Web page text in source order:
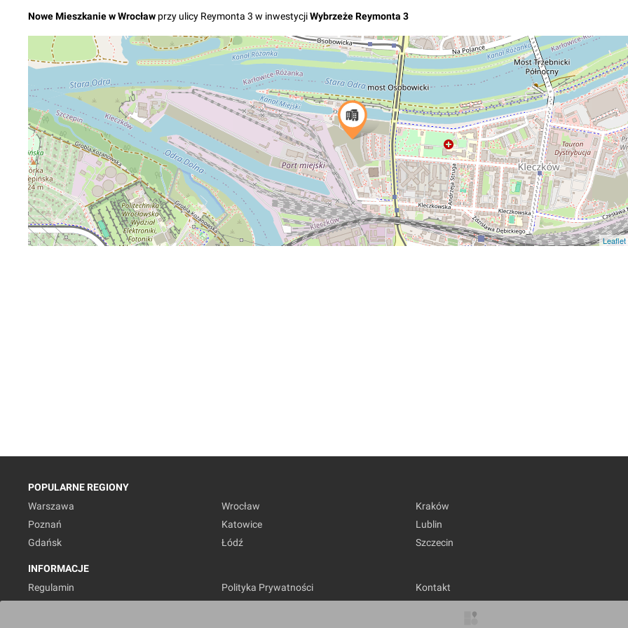
NoweMieszkaniewWrocław przy ulicy Reymonta 3 w inwestycjiWybrzeże Reymonta 3
Leaflet
POPULARNE REGIONY
Warszawa
Wrocław
Kraków
Poznań
Katowice
Lublin
Gdańsk
Łódź Szczecin
INFORMACJE
Regulamin
Polityka Prywatności
Kontakt